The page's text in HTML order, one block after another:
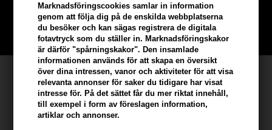
Marknadsföringscookies samlar in information
genom att följa dig på de enskilda webbplatserna
du besöker och kan sägas registrera de digitala
fotavtryck som du ställer in. Marknadsföringskakor
är därför "spårningskakor". Den insamlade
informationen används för att skapa en översikt
över dina intressen, vanor och aktiviteter för att visa
relevanta annonser för saker du tidigare har visat
intresse för. På det sättet får du mer riktat innehåll,
till exempel i form av föreslagen information,
artiklar och annonser.
Bli en del av vår kundklubb gratis och få rabatter när du handlar
BLI EN GRATIS MEDLEM HÄR
Kundservice
Hair247
Frisenborgvej 6A